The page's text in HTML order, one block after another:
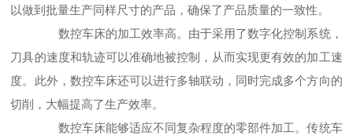
以做到批量生产同样尺寸的产品，确保了产品质量的一致性。
数控车床的加工效率高。由于采用了数字化控制系统，
刀具的速度和轨迹可以准确地被控制，从而实现更有效的加工速
度。此外，数控车床还可以进行多轴联动，同时完成多个方向的
切削，大幅提高了生产效率。
数控车床能够适应不同复杂程度的零部件加工。传统车